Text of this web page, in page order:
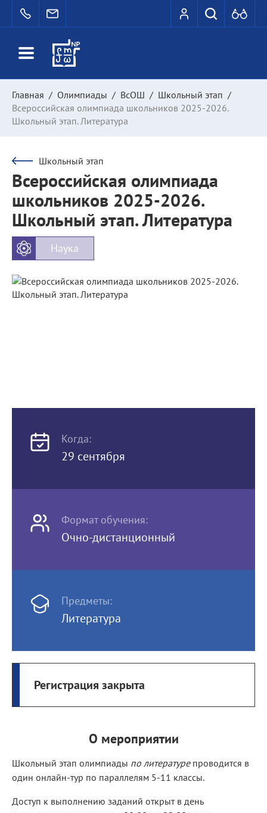
Главная / Олимпиады / ВсОШ / Школьный этап /
Всероссийская олимпиада школьников 2025-2026.
Школьный этап. Литература
Школьный этап
Всероссийская олимпиада
школьников 2025-2026.
Школьный этап. Литература
Наука
Когда:
29 сентября
Формат обучения:
Очно-дистанционный
Предметы:
Литература
Регистрация закрыта
О мероприятии
Школьный этап олимпиады по литературе проводится в
один онлайн-тур по параллелям 5-11 классы.
Доступ к выполнению заданий открыт в день